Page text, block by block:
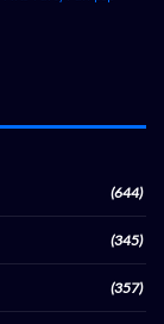
(644)
(345)
(357)